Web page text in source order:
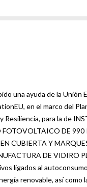
una ayuda de la Unión
en el marco del
Resiliencia, para la de
DE 990
CUBIERTA Y
DE VIDIRO
ligados al
renovable, así como